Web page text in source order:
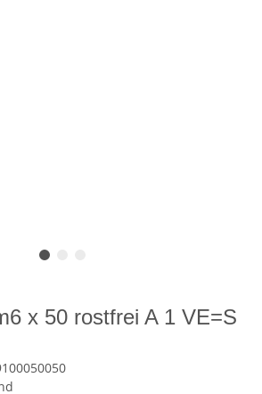
x 50 rostfrei A 1 VE=S